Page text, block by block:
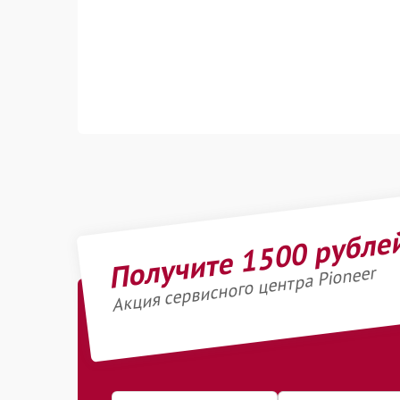
Получите 1500
Акция сервисного центра Pioneer